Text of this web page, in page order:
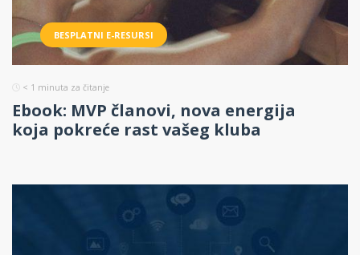
BESPLATNI E-RESURSI
< 1 minuta za čitanje
Ebook: MVP članovi, nova energija
koja pokreće rast vašeg kluba